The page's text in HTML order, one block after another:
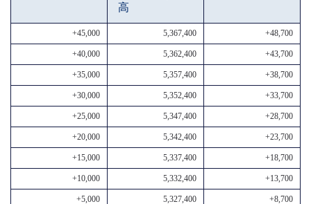
高
+45,000 5,367,400 +48,700
+40,000 5,362,400 +43,700
+35,000 5,357,400 +38,700
+30,000 5,352,400 +33,700
+25,000 5,347,400 +28,700
+20,000 5,342,400 +23,700
+15,000 5,337,400 +18,700
+10,000 5,332,400 +13,700
+5,000 5,327,400 +8,700